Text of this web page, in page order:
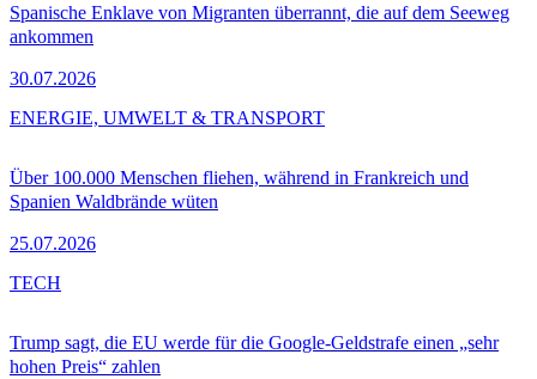
Spanische Enklave von Migranten überrannt, die auf dem Seeweg
ankommen
30.07.2026
Über 100.000 Menschen fliehen, während in Frankreich und
Spanien Waldbrände wüten
25.07.2026
ENERGIE, UMWELT & TRANSPORT
Trump sagt, die EU werde für die Google-Geldstrafe einen „sehr
hohen Preis“ zahlen
TECH